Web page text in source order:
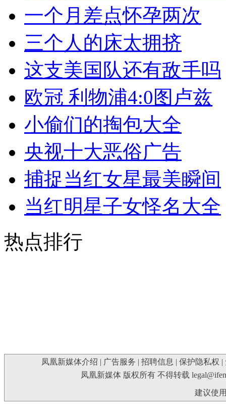
一个月差点怀孕两次
三个人的床太拥挤
这支美国队还有敌手吗
欧冠 利物浦4:0图卢兹
小偷们的掏包大全
央视十大恶俗广告
捕捉当红女星最美瞬间
当红明星子女怪名大全
热点排行
凤凰新媒体介绍 | 广告服务 | 招聘信息 | 保护隐私权 |
凤凰新媒体 版权所有 不得转载
建议使